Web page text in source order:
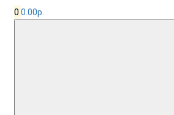
0 0.00р.